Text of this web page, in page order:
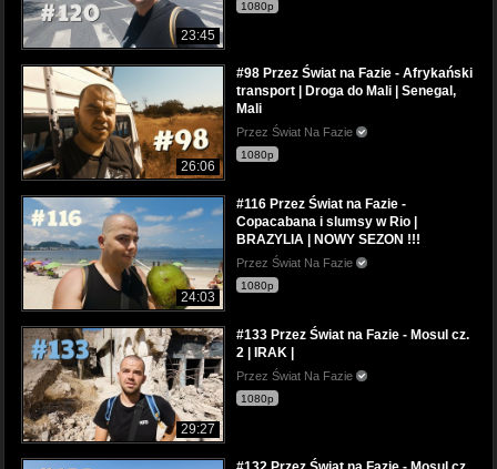
23:45
1080p
26:06
#98 Przez Świat na Fazie - Afrykański
transport | Droga do Mali | Senegal,
Mali
Przez Świat Na Fazie
1080p
24:03
#116 Przez Świat na Fazie -
Copacabana i slumsy w Rio |
BRAZYLIA | NOWY SEZON !!!
Przez Świat Na Fazie
1080p
29:27
#133 Przez Świat na Fazie - Mosul cz.
2 | IRAK |
Przez Świat Na Fazie
1080p